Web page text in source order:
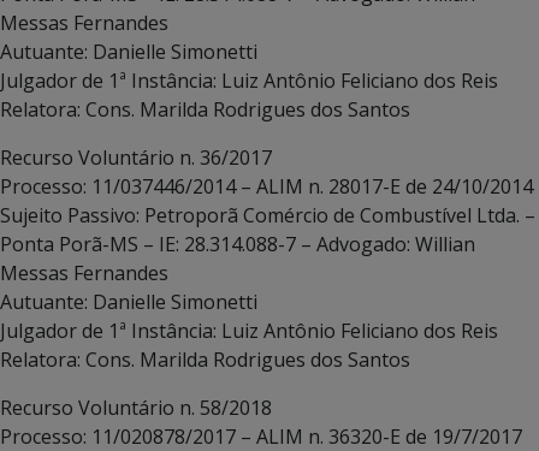
Messas Fernandes
Autuante: Danielle Simonetti
Julgador de 1ª Instância: Luiz Antônio Feliciano dos Reis
Relatora: Cons. Marilda Rodrigues dos Santos
Recurso Voluntário n. 36/2017
Processo: 11/037446/2014 – ALIM n. 28017-E de 24/10/2014
Sujeito Passivo: Petroporã Comércio de Combustível Ltda. –
Ponta Porã-MS – IE: 28.314.088-7 – Advogado: Willian
Messas Fernandes
Autuante: Danielle Simonetti
Julgador de 1ª Instância: Luiz Antônio Feliciano dos Reis
Relatora: Cons. Marilda Rodrigues dos Santos
Recurso Voluntário n. 58/2018
Processo: 11/020878/2017 – ALIM n. 36320-E de 19/7/2017